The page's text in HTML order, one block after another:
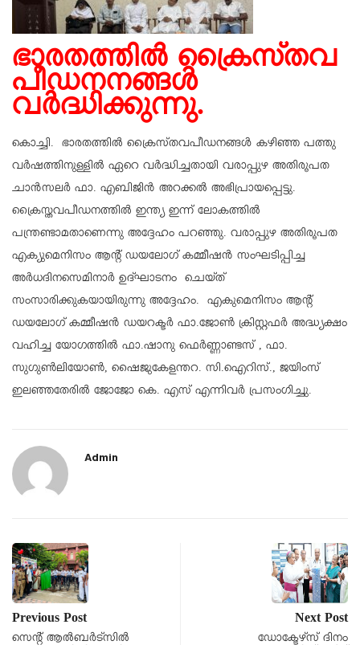
ഭാരതത്തിൽ ക്രൈസ്‌തവ
പീഡനനങ്ങൾ
വർദ്ധിക്കുന്നു.
കൊച്ചി. ഭാരതത്തിൽ ക്രൈസ്‌തവപീഡനങ്ങൾ കഴിഞ്ഞ പത്തു
വർഷത്തിനുള്ളിൽ ഏറെ വർദ്ധിച്ചതായി വരാപ്പുഴ അതിരൂപത
ചാൻസലർ ഫാ. എബിജിൻ അറക്കൽ അഭിപ്രായപ്പെട്ടു.
ക്രൈസ്തവപീഡനത്തിൽ ഇന്ത്യ ഇന്ന് ലോകത്തിൽ
പന്ത്രണ്ടാമതാണെന്നു അദ്ദേഹം പറഞ്ഞു. വരാപ്പുഴ അതിരൂപത
എക്യുമെനിസം ആൻ്റ് ഡയലോഗ് കമ്മീഷൻ സംഘടിപ്പിച്ച
അർധദിനസെമിനാർ ഉദ്ഘാടനം ചെയ്ത്
സംസാരിക്കുകയായിരുന്നു അദ്ദേഹം. എകുമെനിസം ആൻ്റ്
ഡയലോഗ് കമ്മീഷൻ ഡയറക്ടർ ഫാ.ജോൺ ക്രിസ്റ്റഫർ അദ്ധ്യക്ഷം
വഹിച്ച യോഗത്തിൽ ഫാ.ഷാനു ഫെർണ്ണാണ്ടസ് , ഫാ.
സുഗുൺലിയോൺ, ഷൈജുകേളന്തറ. സി.ഐറിസ്., ജയിംസ്
ഇലഞ്ഞതേരിൽ ജോജോ കെ. എസ് എന്നിവർ പ്രസംഗിച്ചു.
Admin
Previous Post
സെൻ്റ് ആൽബർട്സിൽ
Next Post
ഡോക്ടേഴ്സ് ദിനം